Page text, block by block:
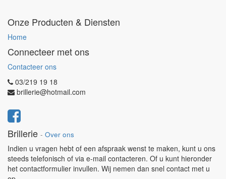
Onze Producten & Diensten
Home
Connecteer met ons
Contacteer ons
03/219 19 18
brillerie@hotmail.com
Brillerie - Over ons
Indien u vragen hebt of een afspraak wenst te maken, kunt u ons
steeds telefonisch of via e-mail contacteren. Of u kunt hieronder
het contactformulier invullen. Wij nemen dan snel contact met u